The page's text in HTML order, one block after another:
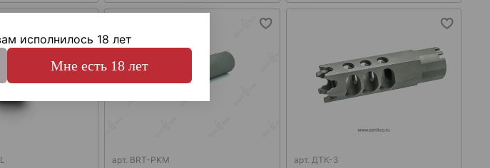
арт. BRT-PKM арт. ДТК-3
исполнилось 18 лет
Мне есть 18 лет